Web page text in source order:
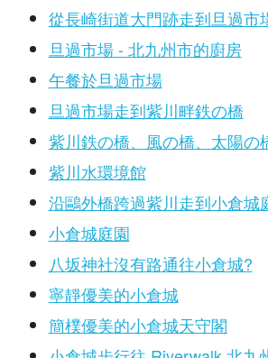
從長崎街道大門跡走到旦過市
旦過市場 - 北九州市的廚房
午餐於旦過市場
旦過市場走到紫川畔鉄の橋
紫川鉄の橋、風の橋、太陽の
紫川水環境館
沿鷗外橋跨過紫川走到小倉城
小倉城庭園
八坂神社沒有路通往小倉城?
寧靜優美的小倉城
簡樸優美的小倉城天守閣